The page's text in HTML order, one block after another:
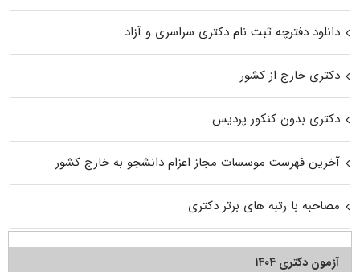
دانلود دفترچه ثبت نام دکتری سراسری و آزاد
دکتری خارج از کشور
دکتری بدون کنکور پردیس
آخرین فهرست موسسات مجاز اعزام دانشجو به خارج کشور
مصاحبه با رتبه های برتر دکتری
آزمون دکتری ۱۴۰۴